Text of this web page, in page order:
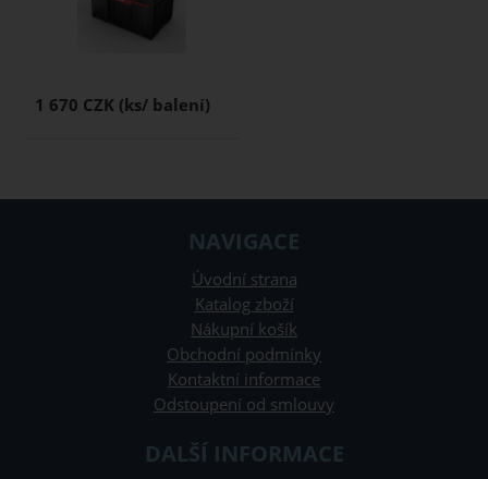
1 670 CZK
NAVIGACE
Úvodní strana
Katalog zboží
Nákupní košík
Obchodní podmínky
Kontaktní informace
Odstoupení od smlouvy
DALŠÍ INFORMACE